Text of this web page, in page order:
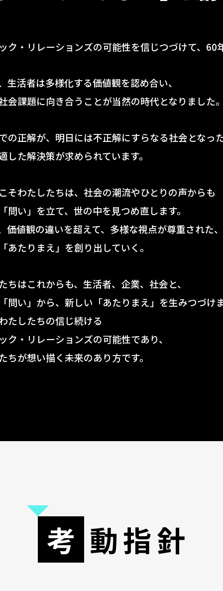
ク・リレーションズの可能性を信じつづけて、60
生活者は多様化する価値観を認め合い、
会課題に向き合うことが当然の時代となりました。
の正解が、明日には不正解にすらなる社会となった
した解決策が求められています。
そわたしたちは、社会の潮流やひとりの声からも
問い」を立て、世の中を見つめ直します。
価値観の違いを超えて、多様な視点が尊重された、
あたりまえ」を創り出していく。
ちはこれからも、生活者、企業、社会と、
問い」から、新しい「あたりまえ」を生みつづけま
たしたちの信じ続ける
ク・リレーションズの可能性であり、
ちが想い描く未来のあり方です。
考 動指針